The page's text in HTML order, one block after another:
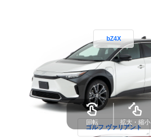
bZ4X
ゴルフ ヴァリアント
回転 拡大・縮小